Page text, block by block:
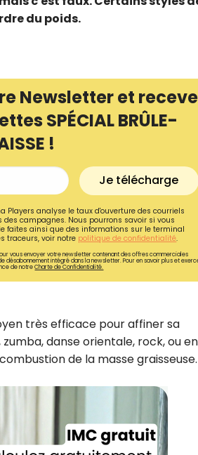
du poids.
Newsletter et
SPÉCIAL BRÛLE-
!
Je télécharge
Players analyse le taux d'ouverture des courriels
campagnes. Nous pourrons savoir si vous
faites ainsi que des informations sur le terminal
traceurs, voir notre politique de confidentialité.
vous envoyer votre newsletter contenant des offres commerciales
désabonnement intégré dans la newsletter. Pour en savoir plus et
de notreCharte de Confidentialité.
très efficace pour affiner sa
danse orientale, rock, ou
de la masse graisseuse.
Recevez
recettes inédites de
Ainsi que la newsletter